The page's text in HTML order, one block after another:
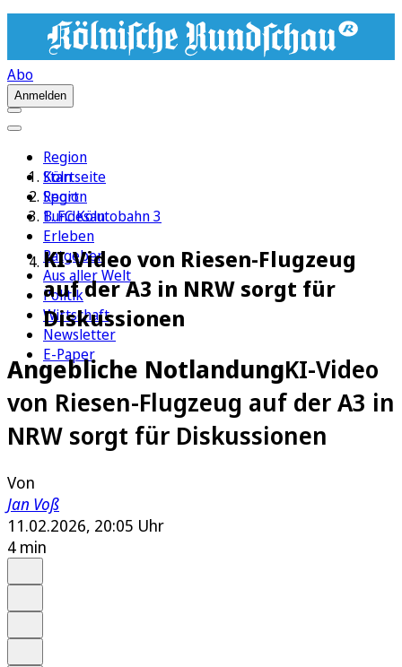
Abo
Anmelden
Region
Köln
Sport
1. FC Köln
Erleben
Ratgeber
Aus aller Welt
Politik
Wirtschaft
Newsletter
E-Paper
Startseite
Region
Bundesautobahn 3
KI-Video von Riesen-Flugzeug
auf der A3 in NRW sorgt für
Diskussionen
Angebliche NotlandungKI-Video
von Riesen-Flugzeug auf der A3 in
NRW sorgt für Diskussionen
Von
Jan Voß
11.02.2026, 20:05 Uhr
4 min